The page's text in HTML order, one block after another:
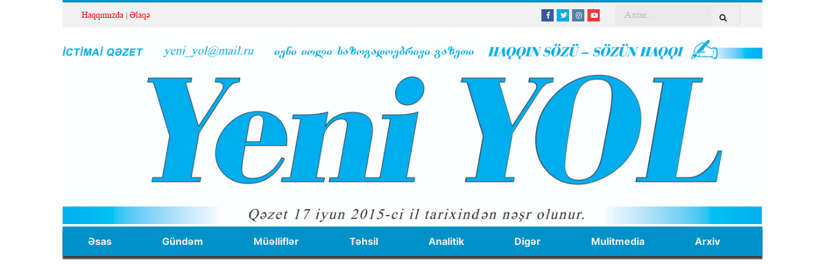
Haqqımızda Əlaqə
Əsas Gündəm Müəlliflər Təhsil Analitik Digər Mulitmedia Arxiv